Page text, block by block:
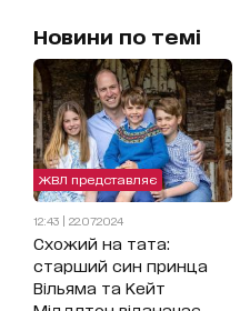
Новини по темі
ЖВЛ представляє
12:43 | 22.07.2024
Схожий на тата:
старший син принца
Вільяма та Кейт